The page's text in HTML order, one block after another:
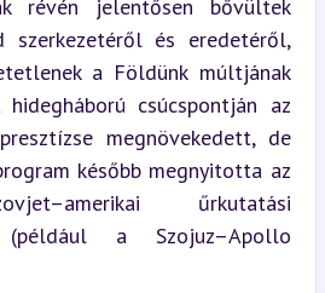
révén jelentősen bővültek
szerkezetéről és eredetéről,
a Földünk múltjának
hidegháború csúcspontján az
megnövekedett, de
később megnyitotta az
űrkutatási
(például a Szojuz–Apollo